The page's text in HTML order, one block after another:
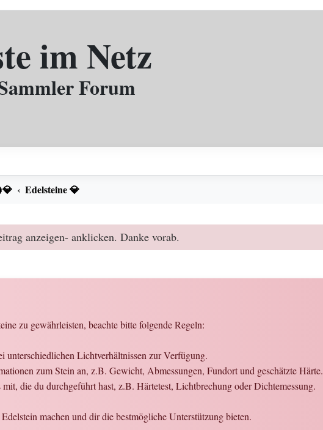
im Netz
Forum
Edelsteine 💎
anzeigen- anklicken. Danke vorab.
zu gewährleisten, beachte bitte folgende Regeln:
unterschiedlichen Lichtverhältnissen zur Verfügung.
zum Stein an, z.B. Gewicht, Abmessungen, Fundort und geschätzte Härte.
die du durchgeführt hast, z.B. Härtetest, Lichtbrechung oder Dichtemessung.
machen und dir die bestmögliche Unterstützung bieten.